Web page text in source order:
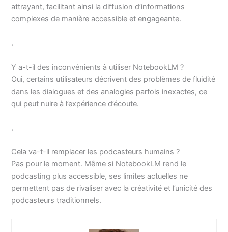
attrayant, facilitant ainsi la diffusion d’informations
complexes de manière accessible et engageante.
,
Y a-t-il des inconvénients à utiliser NotebookLM ?
Oui, certains utilisateurs décrivent des problèmes de fluidité
dans les dialogues et des analogies parfois inexactes, ce
qui peut nuire à l’expérience d’écoute.
,
Cela va-t-il remplacer les podcasteurs humains ?
Pas pour le moment. Même si NotebookLM rend le
podcasting plus accessible, ses limites actuelles ne
permettent pas de rivaliser avec la créativité et l’unicité des
podcasteurs traditionnels.